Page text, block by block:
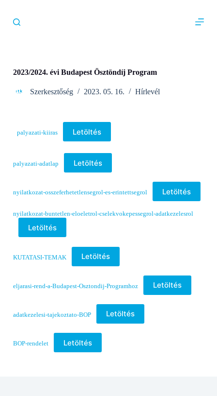
2023/2024. évi Budapest Ösztöndíj Program
Szerkesztőség 2023. 05. 16. Hírlevél
palyazati-kiiras Letöltés
palyazati-adatlap Letöltés
nyilatkozat-osszeferhetetlensegrol-es-erintettsegrol Letöltés
nyilatkozat-buntetlen-eloeletrol-cselekvokepessegrol-adatkezelesrol
Letöltés
KUTATASI-TEMAK Letöltés
eljarasi-rend-a-Budapest-Osztondij-Programhoz Letöltés
adatkezelesi-tajekoztato-BOP Letöltés
BOP-rendelet Letöltés